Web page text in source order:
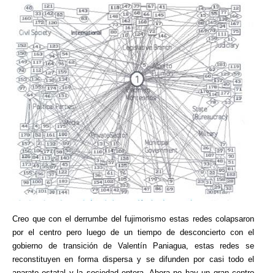
Creo que con el derrumbe del fujimorismo estas redes colapsaron
por el centro pero luego de un tiempo de desconcierto con el
gobierno de transición de Valentín Paniagua, estas redes se
reconstituyen en forma dispersa y se difunden por casi todo el